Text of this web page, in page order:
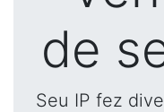
de
Seu IP fez